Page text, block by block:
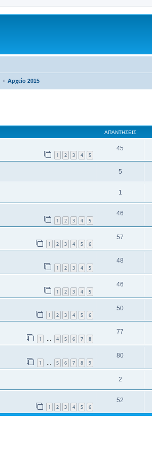
Αρχείο 2015
ΑΠΑΝΤΉΣΕΙΣ
1 2 3 4 5
45
5
1
1 2 3 4 5
46
1 2 3 4 5 6
57
1 2 3 4 5
48
1 2 3 4 5
46
1 2 3 4 5 6
50
1 … 4 5 6 7 8
77
1 … 5 6 7 8 9
80
2
1 2 3 4 5 6
52